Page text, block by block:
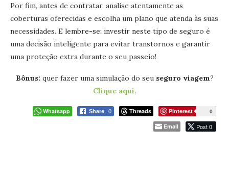
Por fim, antes de contratar, analise atentamente as
coberturas oferecidas e escolha um plano que atenda às suas
necessidades. E lembre-se: investir neste tipo de seguro é
uma decisão inteligente para evitar transtornos e garantir
uma proteção extra durante o seu passeio!
Bônus: quer fazer uma simulação do seu seguro viagem?
Clique aqui.
Whatsapp Share 0 Threads Pinterest 0
Email Post 0